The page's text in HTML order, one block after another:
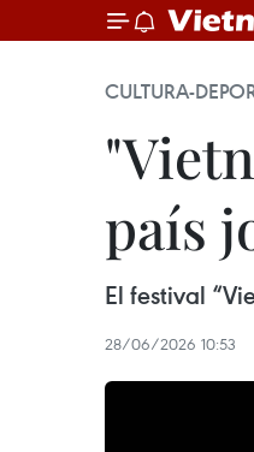
CULTURA-
país
El festival
28/06/2026 10:53